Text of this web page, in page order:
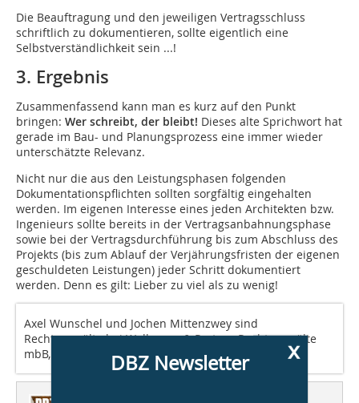
Die Beauftragung und den jeweiligen Vertragsschluss
schriftlich zu dokumentieren, sollte eigentlich eine
Selbstverständlichkeit sein ...!
3. Ergebnis
Zusammenfassend kann man es kurz auf den Punkt
bringen: Wer schreibt, der bleibt! Dieses alte Sprichwort hat
gerade im Bau- und Planungsprozess eine immer wieder
unterschätzte Relevanz.
Nicht nur die aus den Leistungsphasen folgenden
Dokumentationspflichten sollten sorgfältig eingehalten
werden. Im eigenen Interesse eines jeden Architekten bzw.
Ingenieurs sollte bereits in der Vertragsanbahnungsphase
sowie bei der Vertragsdurchführung bis zum Abschluss des
Projekts (bis zum Ablauf der Verjährungsfristen der eigenen
geschuldeten Leistungen) jeder Schritt dokumentiert
werden. Denn es gilt: Lieber zu viel als zu wenig!
Axel Wunschel und Jochen Mittenzwey sind
Rechtsanwälte bei Wollmann & Partner Rechtsanwälte
mbB, Berlin, www.wollmann.de
x
DBZ Newsletter